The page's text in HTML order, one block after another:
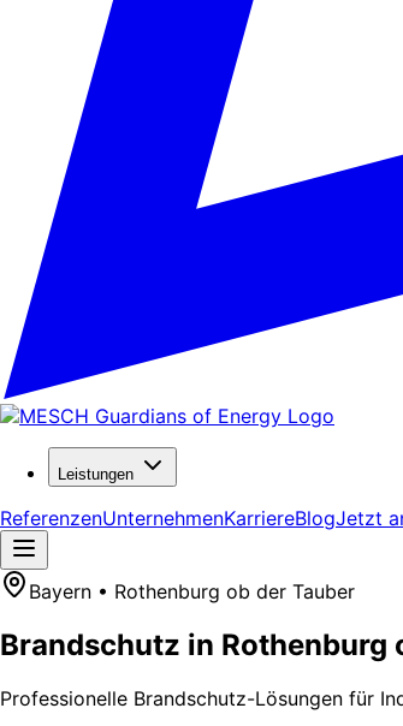
Leistungen
ReferenzenUnternehmenKarriereBlogJetzt
Bayern • Rothenburg ob der Tauber
Brandschutz in Rothenburg
Professionelle Brandschutz-Lösungen für